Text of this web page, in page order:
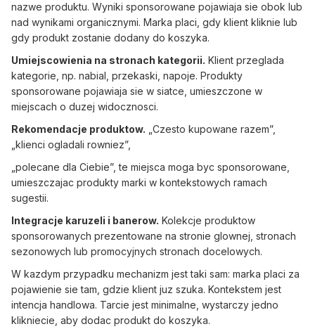
nazwe produktu. Wyniki sponsorowane pojawiaja sie obok lub
nad wynikami organicznymi. Marka placi, gdy klient kliknie lub
gdy produkt zostanie dodany do koszyka.
Umiejscowienia na stronach kategorii. Klient przeglada
kategorie, np. nabial, przekaski, napoje. Produkty
sponsorowane pojawiaja sie w siatce, umieszczone w
miejscach o duzej widocznosci.
Rekomendacje produktow. „Czesto kupowane razem”,
„klienci ogladali rowniez”,
„polecane dla Ciebie”, te miejsca moga byc sponsorowane,
umieszczajac produkty marki w kontekstowych ramach
sugestii.
Integracje karuzeli i banerow. Kolekcje produktow
sponsorowanych prezentowane na stronie glownej, stronach
sezonowych lub promocyjnych stronach docelowych.
W kazdym przypadku mechanizm jest taki sam: marka placi za
pojawienie sie tam, gdzie klient juz szuka. Kontekstem jest
intencja handlowa. Tarcie jest minimalne, wystarczy jedno
klikniecie, aby dodac produkt do koszyka.